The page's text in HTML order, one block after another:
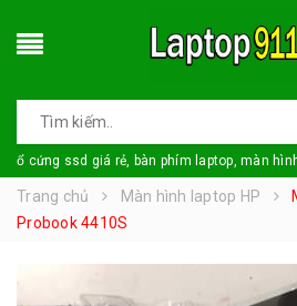
ổ cứng ssd giá rẻ, bàn phím laptop, màn
Trang chủ Màn hình laptop HP
Probook 4410S